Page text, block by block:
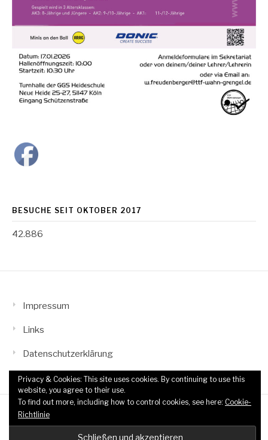
BESUCHE SEIT OKTOBER 2017
42.886
Impressum
Links
Datenschutzerklärung
Copyright © 2026 TTF Wahn-Grengel. All Rights Reserved.
Fashify Theme byFRT
Privacy & Cookies: This site uses cookies. By continuing to use this
website, you agree to their use.
To find out more, including how to control cookies, see here: Cookie-
Richtlinie